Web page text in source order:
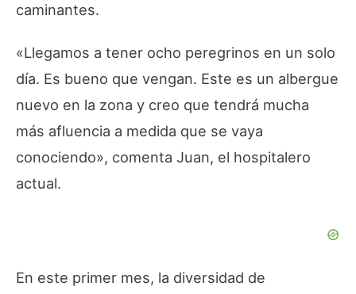
caminantes.
«Llegamos a tener ocho peregrinos en un solo
día. Es bueno que vengan. Este es un albergue
nuevo en la zona y creo que tendrá mucha
más afluencia a medida que se vaya
conociendo», comenta Juan, el hospitalero
actual.
En este primer mes, la diversidad de